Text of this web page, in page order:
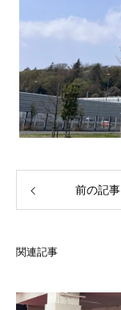
前の記事
関連記事